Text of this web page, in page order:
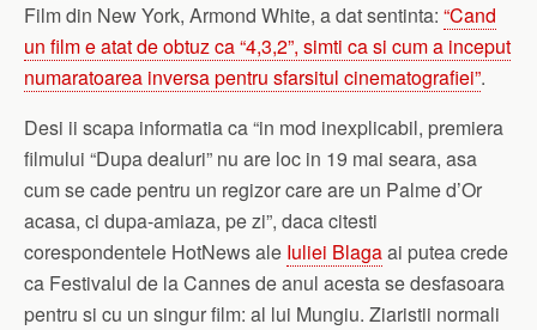
Film din New York, Armond White, a dat sentinta: “Cand
un film e atat de obtuz ca “4,3,2”, simti ca si cum a inceput
numaratoarea inversa pentru sfarsitul cinematografiei”.
Desi ii scapa informatia ca “in mod inexplicabil, premiera
filmului “Dupa dealuri” nu are loc in 19 mai seara, asa
cum se cade pentru un regizor care are un Palme d’Or
acasa, ci dupa-amiaza, pe zi”, daca citesti
corespondentele HotNews ale Iuliei Blagaai putea crede
ca Festivalul de la Cannes de anul acesta se desfasoara
pentru si cu un singur film: al lui Mungiu. Ziaristii normali